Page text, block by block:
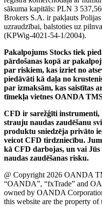
sākuma kapitāls: PLN 3
Brokers S.A. ir pakļauts
uzraudzībai, balstoties uz
(KPWig-4021-54-1/2004).
Pakalpojums Stocks tiek
pārdošanas kopā ar
par riskiem, kas izriet no
piedāvāti kā daļa no
par izmaksām, kas saistītas
tīmekļa vietnes OANDA
CFD ir sarežģīti instrumenti,
strauju naudas zaudēšanu
produktu sniedzēja privāto
veicot CFD tirdzniecību.
kā CFD darbojas, un vai Jūs
naudas zaudēšanas risku.
@ Copyright 2026 OANDA
“OANDA”, “fxTrade” and
owned by OANDA
this website are the property of